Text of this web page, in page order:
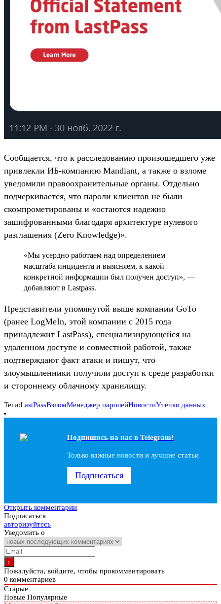
Сообщается, что к расследованию произошедшего уже
привлекли ИБ-компанию Mandiant, а также о взломе
уведомили правоохранительные органы. Отдельно
подчеркивается, что пароли клиентов не были
скомпрометированы и «остаются надежно
зашифрованными благодаря архитектуре нулевого
разглашения (Zero Knowledge)».
«Мы усердно работаем над определением
масштаба инцидента и выясняем, к какой
конкретной информации был получен доступ», —
добавляют в Lastpass.
Представители упомянутой выше компании GoTo
(ранее LogMeIn, этой компании с 2015 года
принадлежит LastPass), специализирующейся на
удаленном доступе и совместной работой, также
подтверждают факт атаки и пишут, что
злоумышленники получили доступ к среде разработки
и стороннему облачному хранилищу.
Теги:LastPassВзломМенеджер паролейНовостиУтечки данных
Подпишись на наc в Telegram!
Только важные новости и лучшие статьи
Подписаться
Открыть комментарии
Подписаться
авторизуйтесь
Уведомить о
Пожалуйста, войдите, чтобы прокомментировать
0 комментариев
Старые
Новые Популярные